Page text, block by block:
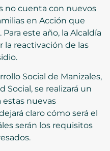
no cuenta con nuevos
en Acción que
este año, la Alcaldía
la reactivación de las
Social de Manizales,
se realizará un
nuevas
claro cómo será el
serán los requisitos